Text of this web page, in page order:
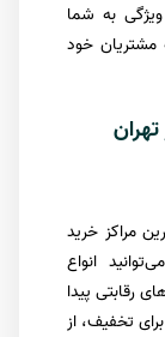
به شما
مشتریان خود
مراکز خرید
انواع
رقابتی پیدا
تخفیف، از